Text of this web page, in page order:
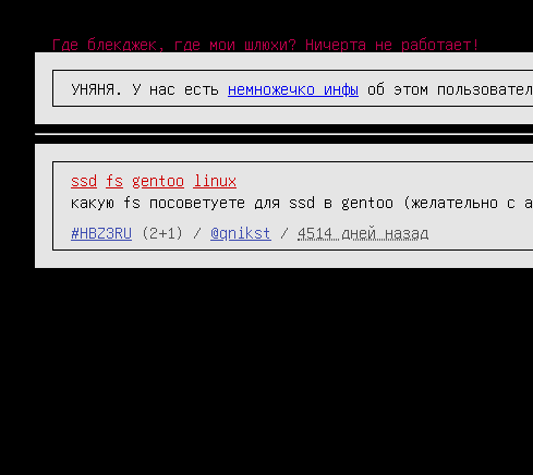
Где блекджек, где мои шлюхи? Ничерта не работает!
УНЯНЯ. У нас есть немножечко инфы об этом
ssd fs gentoo
linux
какую fs посоветуете для ssd в gentoo (желательно с
#HBZ3RU
(2+1) / @qnikst / 4514 дней назад